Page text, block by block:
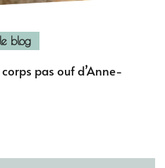
blog
pas ouf d’Anne-